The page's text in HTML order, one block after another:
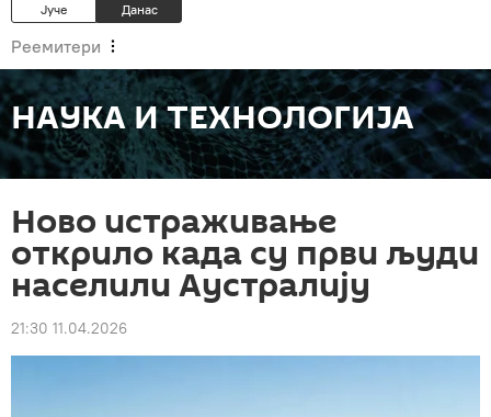
Јуче Данас
Реемитери
НАУКА И ТЕХНОЛОГИЈА
Ново истраживање
открило када су први људи
населили Аустралију
21:30 11.04.2026